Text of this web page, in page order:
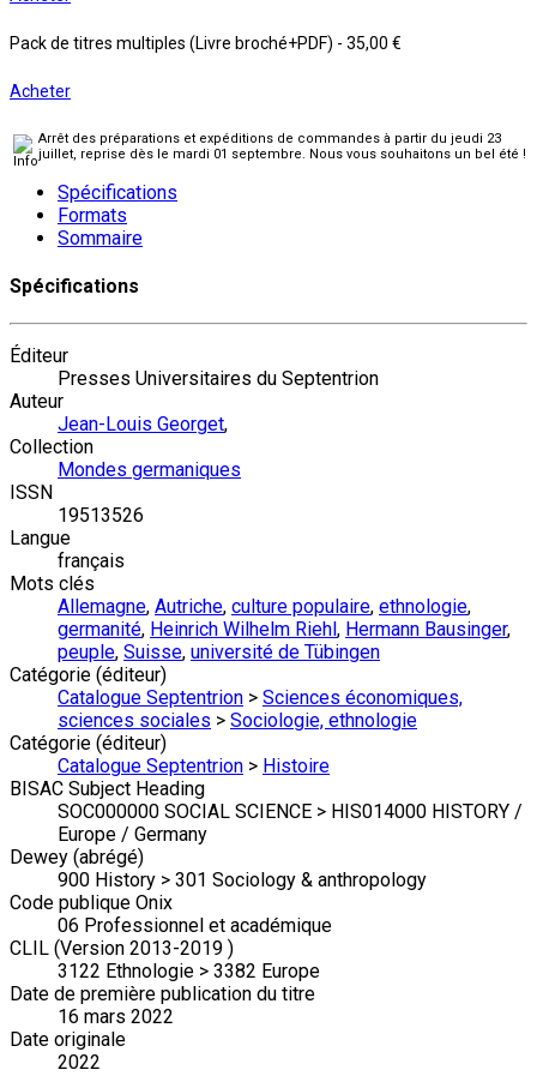
Pack de titres multiples (Livre broché+PDF) - 35,00 €
Acheter
Arrêt des préparations et expéditions de commandes à partir du jeudi 23
juillet, reprise dès le mardi 01 septembre. Nous vous souhaitons un bel été !
Spécifications
Formats
Sommaire
Spécifications
Éditeur
Presses Universitaires du Septentrion
Auteur
Jean-Louis Georget,
Collection
Mondes germaniques
ISSN
19513526
Langue
français
Mots clés
Allemagne, Autriche, culture populaire, ethnologie,
germanité, Heinrich Wilhelm Riehl , Hermann Bausinger,
peuple, Suisse, université de Tübingen
Catégorie (éditeur)
Catalogue Septentrion > Sciences économiques,
sciences sociales > Sociologie, ethnologie
Catégorie (éditeur)
Catalogue Septentrion > Histoire
BISAC Subject Heading
SOC000000 SOCIAL SCIENCE > HIS014000 HISTORY /
Europe / Germany
Dewey (abrégé)
900 History > 301 Sociology & anthropology
Code publique Onix
06 Professionnel et académique
CLIL (Version 2013-2019 )
3122 Ethnologie > 3382 Europe
Date de première publication du titre
16 mars 2022
Date originale
2022